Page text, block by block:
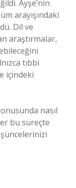
Ayşe’nin
arayışındaki
Dil ve
araştırmalar,
tıbbi
içindeki
nasıl
bu süreçte